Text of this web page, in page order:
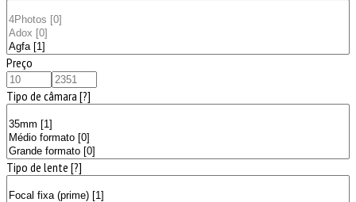
Preço
Tipo de câmara [?]
Tipo de lente [?]